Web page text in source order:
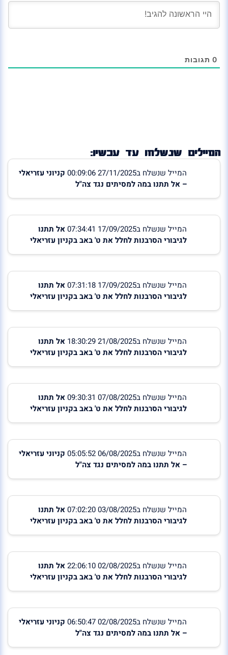
0 תגובות
המיילים שנשלחו עד עכשיו:
המייל שנשלח ב27/11/2025 00:09:06
קניוני עזריאלי
– אל תתנו במה למסיתים נגד צה"ל
המייל שנשלח ב17/09/2025 07:34:41
אל תתנו
לגיבורי הסרבנות לחלל את ט' באב בקניון עזריאלי
המייל שנשלח ב17/09/2025 07:31:18
אל תתנו
לגיבורי הסרבנות לחלל את ט' באב בקניון עזריאלי
המייל שנשלח ב21/08/2025 18:30:29
אל תתנו
לגיבורי הסרבנות לחלל את ט' באב בקניון עזריאלי
המייל שנשלח ב07/08/2025 09:30:31
אל תתנו
לגיבורי הסרבנות לחלל את ט' באב בקניון עזריאלי
המייל שנשלח ב06/08/2025 05:05:52
קניוני עזריאלי
– אל תתנו במה למסיתים נגד צה"ל
המייל שנשלח ב03/08/2025 07:02:20
אל תתנו
לגיבורי הסרבנות לחלל את ט' באב בקניון עזריאלי
המייל שנשלח ב02/08/2025 22:06:10
אל תתנו
לגיבורי הסרבנות לחלל את ט' באב בקניון עזריאלי
המייל שנשלח ב02/08/2025 06:50:47
קניוני עזריאלי
– אל תתנו במה למסיתים נגד צה"ל